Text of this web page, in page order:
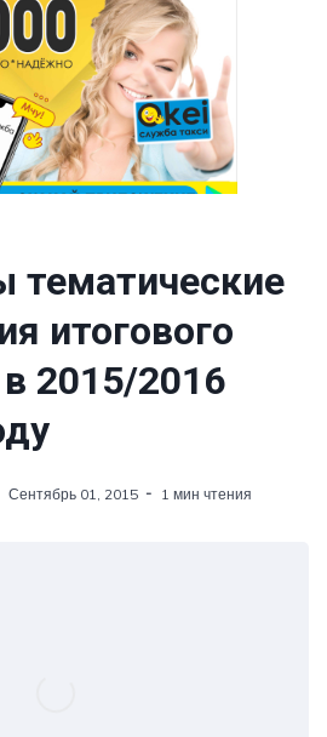
тематические
итогового
2015/2016
Сентябрь 01, 2015 1 мин чтения